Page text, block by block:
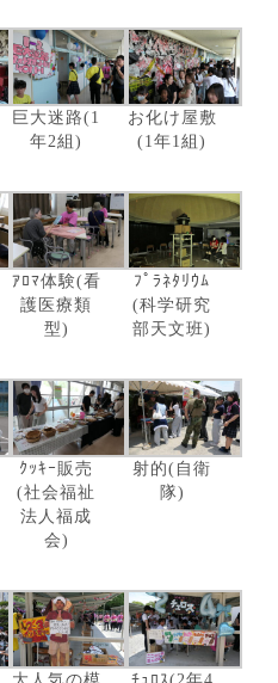
巨大迷路(1
年2組)
お化け屋敷
(1年1組)
ｱﾛﾏ体験(看
護医療類
型)
ﾌﾟﾗﾈﾀﾘｳﾑ
(科学研究
部天文班)
ｸｯｷｰ販売
(社会福祉
法人福成
会)
射的(自衛
隊)